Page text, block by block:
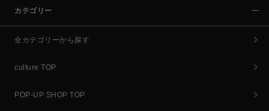
カテゴリー
全カテゴリーから探す
culture TOP
POP-UP SHOP TOP